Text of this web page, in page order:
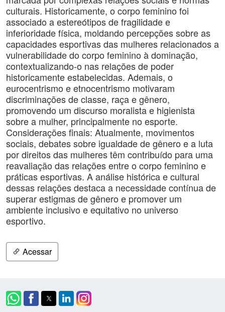
culturais. Historicamente, o corpo feminino foi
associado a estereótipos de fragilidade e
inferioridade física, moldando percepções sobre as
capacidades esportivas das mulheres relacionados a
vulnerabilidade do corpo feminino à dominação,
contextualizando-o nas relações de poder
historicamente estabelecidas. Ademais, o
eurocentrismo e etnocentrismo motivaram
discriminações de classe, raça e gênero,
promovendo um discurso moralista e higienista
sobre a mulher, principalmente no esporte.
Considerações finais: Atualmente, movimentos
sociais, debates sobre igualdade de gênero e a luta
por direitos das mulheres têm contribuído para uma
reavaliação das relações entre o corpo feminino e
práticas esportivas. A análise histórica e cultural
dessas relações destaca a necessidade contínua de
superar estigmas de gênero e promover um
ambiente inclusivo e equitativo no universo
esportivo.
Acessar